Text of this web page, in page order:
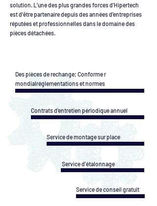
solution. L’une des plus grandes forces d’Hipertech
est d’être partenaire depuis des années d’entreprises
réputées et professionnelles dans le domaine des
pièces détachées.
Des pièces de rechange; Conformer
mondialréglementations et normes
Contrats d'entretien périodique annuel
Service de montage sur place
Service d'étalonnage
Service de conseil gratuit